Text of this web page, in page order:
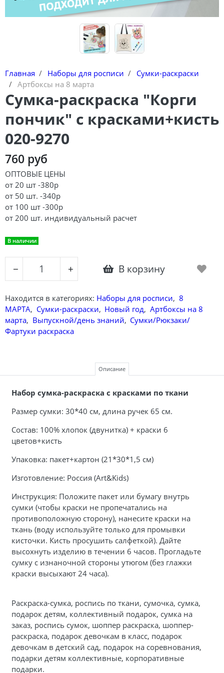
Главная Наборы для росписи
Сумки-раскраски
Артбоксы на 8 марта
Сумка-раскраска "Корги
пончик" с красками+кисть
020-9270
760 руб
ОПТОВЫЕ ЦЕНЫ
от 20 шт -380р
от 50 шт. -340р
от 100 шт -300р
от 200 шт. индивидуальный расчет
В наличии
− + В корзину
Находится в категориях: Наборы для росписи, 8
МАРТА, Сумки-раскраски, Новый год, Артбоксы на 8
марта, Выпускной/день знаний, Сумки/Рюкзаки/
Фартуки раскраска
Описание
Набор сумка-раскраска с красками по ткани
Размер сумки: 30*40 см, длина ручек 65 см.
Состав: 100% хлопок (двунитка) + краски 6
цветов+кисть
Упаковка: пакет+картон (21*30*1,5 см)
Изготовление: Россия (Art&Kids)
Инструкция: Положите пакет или бумагу внутрь
сумки (чтобы краски не пропечатались на
противоположную сторону), нанесите краски на
ткань (воду используйте только для промывки
кисточки. Кисть просушить салфеткой). Дайте
высохнуть изделию в течении 6 часов. Прогладьте
сумку с изнаночной стороны утюгом (без глажки
краски высыхают 24 часа).
Раскраска-сумка, роспись по ткани, сумочка, сумка,
подарок детям, коллективный подарок, сумка на
заказ, роспись сумок, шоппер раскраска, шоппер-
раскраска, подарок девочкам в класс, подарок
девочкам в детский сад, подарок на соревнования,
подарки детям коллективные, корпоративные
подарки.